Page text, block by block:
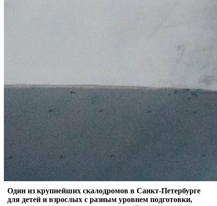
Один из крупнейших скалодромов в Санкт-Петербурге
для детей и взрослых с разным уровнем подготовки,